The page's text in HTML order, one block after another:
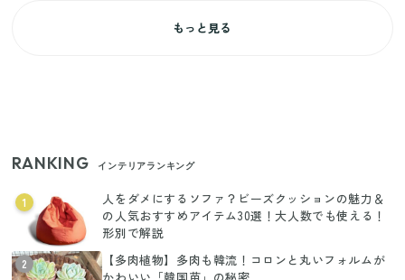
もっと見る
RANKING インテリアランキング
1
人をダメにするソファ？ビーズクッションの魅力＆
の人気おすすめアイテム30選！大人数でも使える！
形別で解説
2
【多肉植物】多肉も韓流！コロンと丸いフォルムが